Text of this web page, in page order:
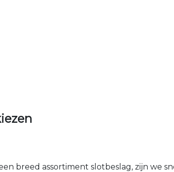
breed assortiment slotbeslag, zijn we